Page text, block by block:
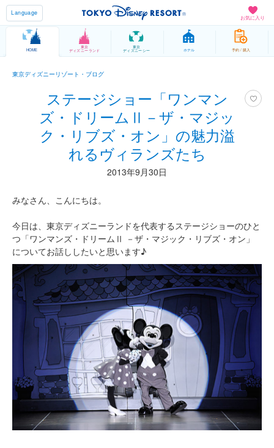
お気に入り
Language
HOME
東京
ディズニーランド
東京
ディズニーシー ホテル 予約 / 購入
東京ディズニーリゾート・ブログ
ステージショー「ワンマン
ズ・ドリームⅡ－ザ・マジッ
ク・リブズ・オン」の魅力溢
れるヴィランズたち
2013年9月30日
みなさん、こんにちは。
今日は、東京ディズニーランドを代表するステージショーのひと
つ「ワンマンズ・ドリームⅡ －ザ・マジック・リブズ・オン」
についてお話ししたいと思います♪